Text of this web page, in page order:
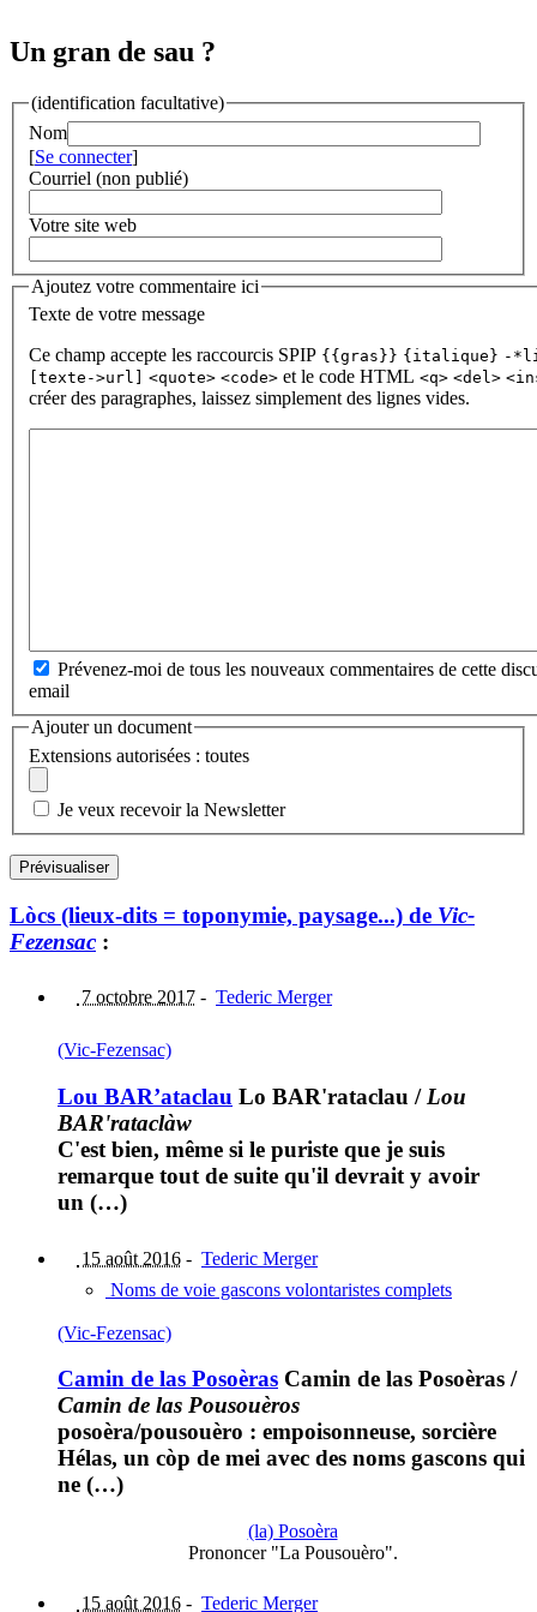
Un gran de sau ?
(identification facultative)
Nom
[Se connecter]
Courriel (non publié)
Votre site web
Ajoutez votre commentaire ici
Texte de votre message
Ce champ accepte les raccourcis SPIP {{gras}} {italique} -
[texte->url]
<quote> <code> et le code HTML <q> <del>
créer des paragraphes, laissez simplement des lignes vides.
Prévenez-moi de tous les nouveaux commentaires de cette
email
Ajouter un document
Extensions autorisées : toutes
Je veux recevoir la Newsletter
Lòcs (lieux-dits = toponymie, paysage...) de Vic-
Fezensac :
7 octobre 2017 - Tederic Merger
(Vic-Fezensac)
Lou BAR’ataclau Lo BAR'rataclau / Lou
BAR'rataclàw
C'est bien, même si le puriste que je suis
remarque tout de suite qu'il devrait y avoir
un (…)
15 août 2016 - Tederic Merger
Noms de voie gascons volontaristes complets
(Vic-Fezensac)
Camin de las Posoèras Camin de las Posoèras /
Camin de las Pousouèros
posoèra/pousouèro : empoisonneuse, sorcière
Hélas, un còp de mei avec des noms gascons qui
ne (…)
(la) Posoèra
Prononcer "La Pousouèro".
15 août 2016 - Tederic Merger